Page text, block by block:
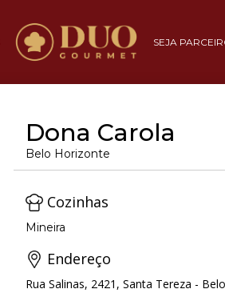
SEJA
Dona Carola
Belo Horizonte
Cozinhas
Mineira
Endereço
Rua Salinas, 2421, Santa Tereza -